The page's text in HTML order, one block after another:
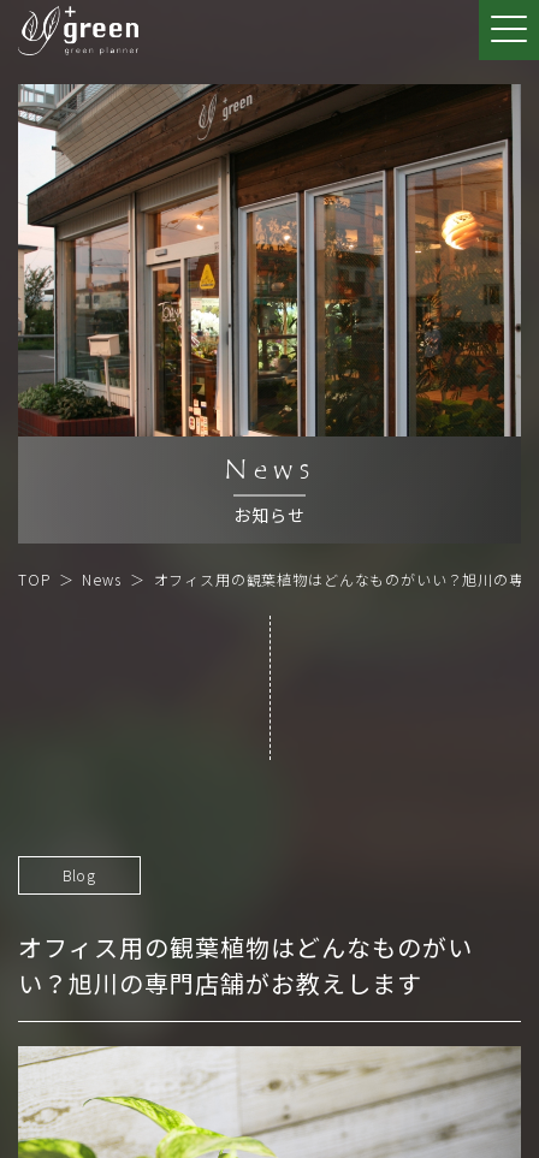
News
お知らせ
TOP News オフィス用の観葉植物はどんなものがいい？旭川の専
Blog
オフィス用の観葉植物はどんなものがい
い？旭川の専門店舗がお教えします